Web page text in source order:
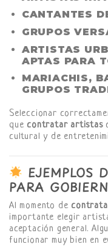
CANTANTES
GRUPOS
ARTISTAS
APTAS PARA
MARIACHIS,
GRUPOS
Seleccionar
que contratar artistas
cultural y de
EJEMPLOS
PARA
Al momento de
importante elegir
aceptación general.
funcionar muy bien en